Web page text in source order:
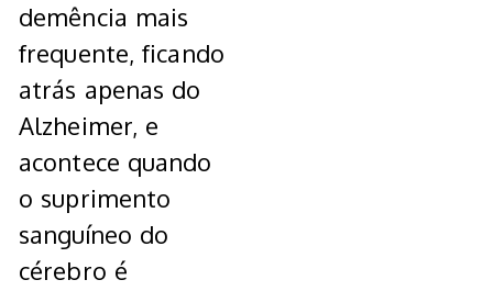
demência mais
frequente, ficando
atrás apenas do
Alzheimer, e
acontece quando
o suprimento
sanguíneo do
cérebro é